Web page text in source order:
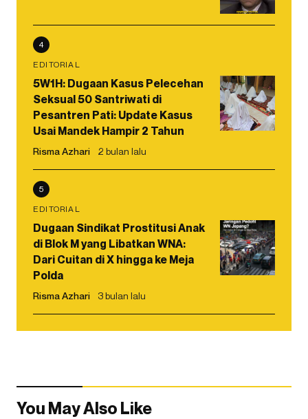
4
EDITORIAL
5W1H: Dugaan Kasus Pelecehan
Seksual 50 Santriwati di
Pesantren Pati: Update Kasus
Usai Mandek Hampir 2 Tahun
Risma Azhari 2 bulan lalu
5
EDITORIAL
Dugaan Sindikat Prostitusi Anak
di Blok M yang Libatkan WNA:
Dari Cuitan di X hingga ke Meja
Polda
Risma Azhari 3 bulan lalu
You May Also Like